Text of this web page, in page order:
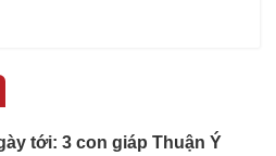
tới: 3 con giáp Thuận Ý